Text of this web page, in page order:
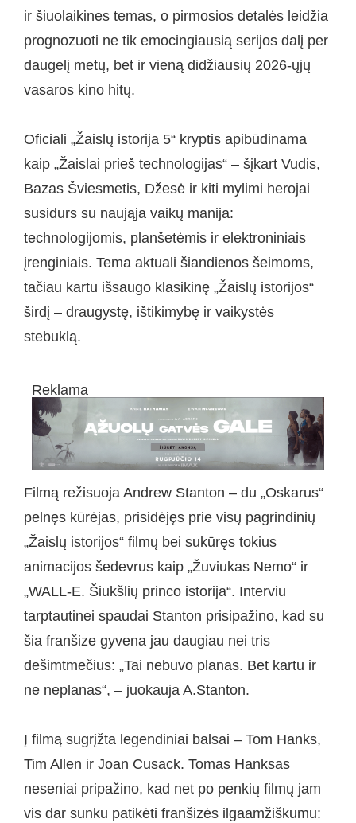
ir šiuolaikines temas, o pirmosios detalės leidžia
prognozuoti ne tik emocingiausią serijos dalį per
daugelį metų, bet ir vieną didžiausių 2026-ųjų
vasaros kino hitų.
Oficiali „Žaislų istorija 5“ kryptis apibūdinama
kaip „Žaislai prieš technologijas“ – šįkart Vudis,
Bazas Šviesmetis, Džesė ir kiti mylimi herojai
susidurs su naująja vaikų manija:
technologijomis, planšetėmis ir elektroniniais
įrenginiais. Tema aktuali šiandienos šeimoms,
tačiau kartu išsaugo klasikinę „Žaislų istorijos“
širdį – draugystę, ištikimybę ir vaikystės
stebuklą.
Reklama
Filmą režisuoja Andrew Stanton – du „Oskarus“
pelnęs kūrėjas, prisidėjęs prie visų pagrindinių
„Žaislų istorijos“ filmų bei sukūręs tokius
animacijos šedevrus kaip „Žuviukas Nemo“ ir
„WALL-E. Šiukšlių princo istorija“. Interviu
tarptautinei spaudai Stanton prisipažino, kad su
šia franšize gyvena jau daugiau nei tris
dešimtmečius: „Tai nebuvo planas. Bet kartu ir
ne neplanas“, – juokauja A.Stanton.
Į filmą sugrįžta legendiniai balsai – Tom Hanks,
Tim Allen ir Joan Cusack. Tomas Hanksas
neseniai pripažino, kad net po penkių filmų jam
vis dar sunku patikėti franšizės ilgaamžiškumu: